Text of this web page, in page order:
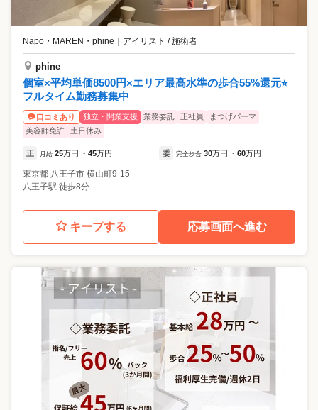
Napo・MAREN・phine ｜ アイリスト / 施術者
phine
個室×平均単価8500円×エリア最高水準の歩合55%還元⭐︎
フルタイム勤務募集中
口コミあり 独立・開業支援 業務委託 正社員
まつげパーマ
美容師免許
土日休み
正 月給 25万円 ~ 45万円 委 完全歩合 30万円 ~ 60万円
東京都 八王子市 横山町9-15
八王子駅 徒歩8分
キープする 応募画面へ進む